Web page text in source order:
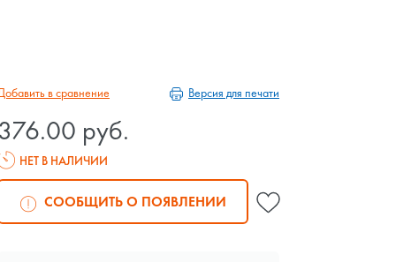
в сравнение Версия для печати
376.00 руб.
НЕТ В НАЛИЧИИ
СООБЩИТЬ О ПОЯВЛЕНИИ